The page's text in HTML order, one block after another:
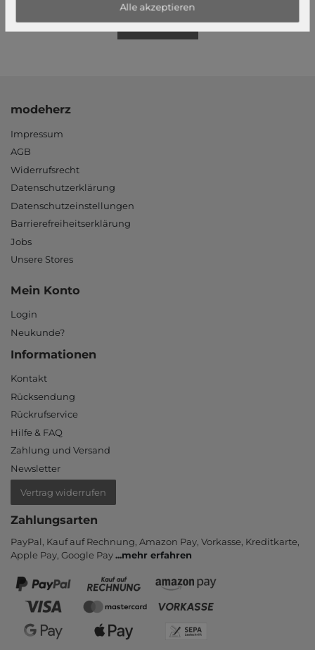
Mehr dazu!
modeherz
Impressum
AGB
Widerrufsrecht
Datenschutzerklärung
Datenschutzeinstellungen
Barrierefreiheitserklärung
Jobs
Unsere Stores
Mein Konto
Login
Neukunde?
Informationen
Kontakt
Rücksendung
Rückrufservice
Hilfe & FAQ
Zahlung und Versand
Newsletter
Vertrag widerrufen
Zahlungsarten
PayPal, Kauf auf Rechnung, Amazon Pay, Vor­kasse, Kredit­karte,
Apple Pay, Google Pay...mehr erfahren
Alle akzeptieren